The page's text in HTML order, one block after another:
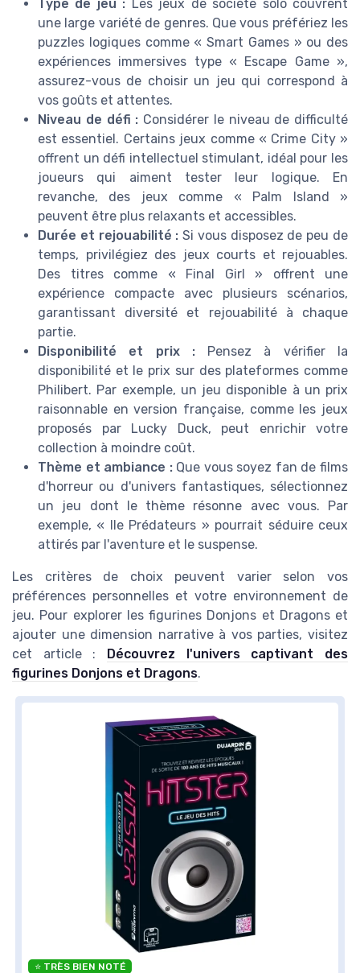
Type de jeu : Les jeux de société solo couvrent
une large variété de genres. Que vous préfériez les
puzzles logiques comme « Smart Games » ou des
expériences immersives type « Escape Game »,
assurez-vous de choisir un jeu qui correspond à
vos goûts et attentes.
Niveau de défi : Considérer le niveau de difficulté
est essentiel. Certains jeux comme « Crime City »
offrent un défi intellectuel stimulant, idéal pour les
joueurs qui aiment tester leur logique. En
revanche, des jeux comme « Palm Island »
peuvent être plus relaxants et accessibles.
Durée et rejouabilité : Si vous disposez de peu de
temps, privilégiez des jeux courts et rejouables.
Des titres comme « Final Girl » offrent une
expérience compacte avec plusieurs scénarios,
garantissant diversité et rejouabilité à chaque
partie.
Disponibilité et prix :Pensez à vérifier la
disponibilité et le prix sur des plateformes comme
Philibert. Par exemple, un jeu disponible à un prix
raisonnable en version française, comme les jeux
proposés par Lucky Duck, peut enrichir votre
collection à moindre coût.
Thème et ambiance :Que vous soyez fan de films
d'horreur ou d'univers fantastiques, sélectionnez
un jeu dont le thème résonne avec vous. Par
exemple, « Ile Prédateurs » pourrait séduire ceux
attirés par l'aventure et le suspense.
Les critères de choix peuvent varier selon vos
préférences personnelles et votre environnement de
jeu. Pour explorer les figurines Donjons et Dragons et
ajouter une dimension narrative à vos parties, visitez
cet article :
Découvrez l'univers captivant des
figurines Donjons et Dragons.
⭐ TRÈS BIEN NOTÉ